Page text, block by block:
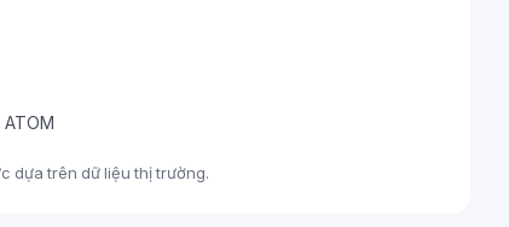
dựa trên dữ liệu thị trường.